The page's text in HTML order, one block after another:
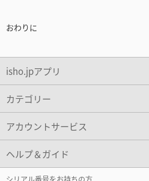
おわりに
isho.jpアプリ
カテゴリー
アカウントサービス
ヘルプ＆ガイド
シリアル番号をお持ちの方